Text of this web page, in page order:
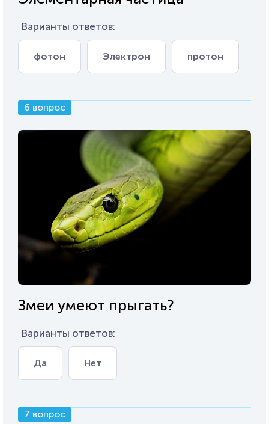
Варианты ответов:
фотон Электрон протон
6 вопрос
Змеи умеют прыгать?
Варианты ответов:
Да Нет
7 вопрос